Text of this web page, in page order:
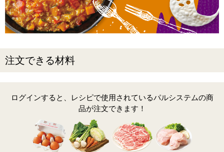
注文できる材料
ログインすると、レシピで使用されているパルシステムの商
品が注文できます！